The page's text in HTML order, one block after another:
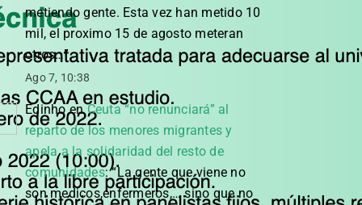
metiendo gente. Esta vez han metido 10
mil, el proximo 15 de agosto meteran
otros…”
Ago 7, 10:38
EdinhoenCeuta “no renunciará” al
reparto de los menores migrantes y
apela a la solidaridad del resto de
comunidades: “La gente que viene no
son medicos,enfermeros,… sino que no